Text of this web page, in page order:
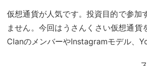
仮想通貨が人気です。投資目的で参加
ません。今回はうさんくさい仮想通
ClanのメンバーやInstagramモデル、